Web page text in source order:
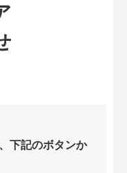
下記のボタンか